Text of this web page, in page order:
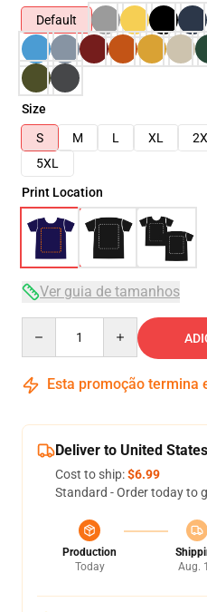
Default
Size
S
M L XL
5XL
Print Location
Ver guia de tamanhos
Esta promoção termina
Deliver to United States
Cost to ship:$6.99
Standard - Order today to
Production
Today
Aug.